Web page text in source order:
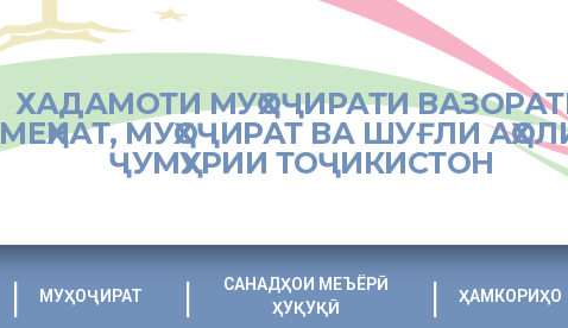
ХАДАМОТИ МУҲОҶИРАТИ
МЕҲНАТ, МУҲОҶИРАТ ВА ШУҒЛИ
ҶУМҲУРИИ ТОҶИКИСТОН
МУҲОҶИРАТ
САНАДҲОИ МЕЪЁРӢ
ҲУҚУҚӢ
ҲАМКОРИҲО